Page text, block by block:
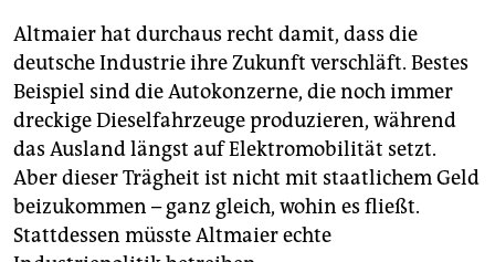
Altmaier hat durchaus recht damit, dass die
deutsche Industrie ihre Zukunft verschläft. Bestes
Beispiel sind die Autokonzerne, die noch immer
dreckige Dieselfahrzeuge produzieren, während
das Ausland längst auf Elektromobilität setzt.
Aber dieser Trägheit ist nicht mit staatlichem Geld
beizukommen – ganz gleich, wohin es fließt.
Stattdessen müsste Altmaier echte